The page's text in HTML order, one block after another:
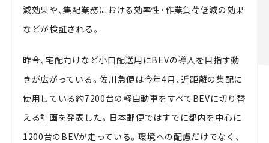
減効果や、集配業務における効率性・作業負荷低減の効果
などが検証される。
昨今、宅配向けなど小口配送用にBEVの導入を目指す動
きが広がっている。佐川急便は今年4月、近距離の集配に
使用している約7200台の軽自動車をすべてBEVに切り替
える計画を発表した。日本郵便ではすでに都内を中心に
1200台のBEVが走っている。環境への配慮だけでなく、